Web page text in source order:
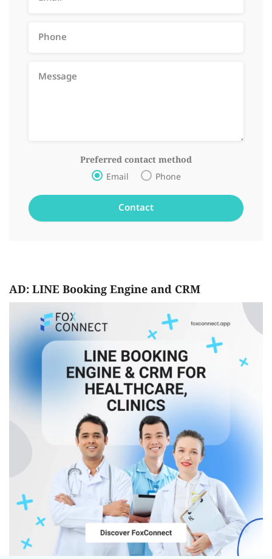
Preferred contact method
Email Phone
AD: LINE Booking Engine and CRM